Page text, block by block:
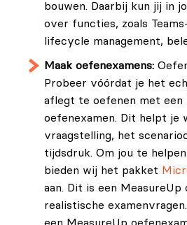
bouwen. Daarbij kun jij in
over functies, zoals
lifecycle management,
Maak oefenexamens:
Probeer vóórdat je het
aflegt te oefenen met een
oefenexamen. Dit helpt je
vraagstelling, het
tijdsdruk. Om jou te
bieden wij het pakket
aan. Dit is een MeasureUp
realistische